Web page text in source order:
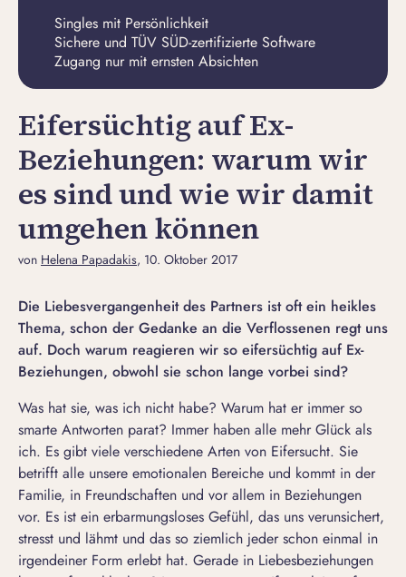
Singles mit Persönlichkeit
Sichere und TÜV SÜD-zertifizierte Software
Zugang nur mit ernsten Absichten
Eifersüchtig auf Ex-
Beziehungen: warum wir
es sind und wie wir damit
umgehen können
von Helena Papadakis, 10. Oktober 2017
Die Liebesvergangenheit des Partners ist oft ein heikles
Thema, schon der Gedanke an die Verflossenen regt uns
auf. Doch warum reagieren wir so eifersüchtig auf Ex-
Beziehungen, obwohl sie schon lange vorbei sind?
Was hat sie, was ich nicht habe? Warum hat er immer so
smarte Antworten parat? Immer haben alle mehr Glück als
ich. Es gibt viele verschiedene Arten von Eifersucht. Sie
betrifft alle unsere emotionalen Bereiche und kommt in der
Familie, in Freundschaften und vor allem in Beziehungen
vor. Es ist ein erbarmungsloses Gefühl, das uns verunsichert,
stresst und lähmt und das so ziemlich jeder schon einmal in
irgendeiner Form erlebt hat. Gerade in Liebesbeziehungen